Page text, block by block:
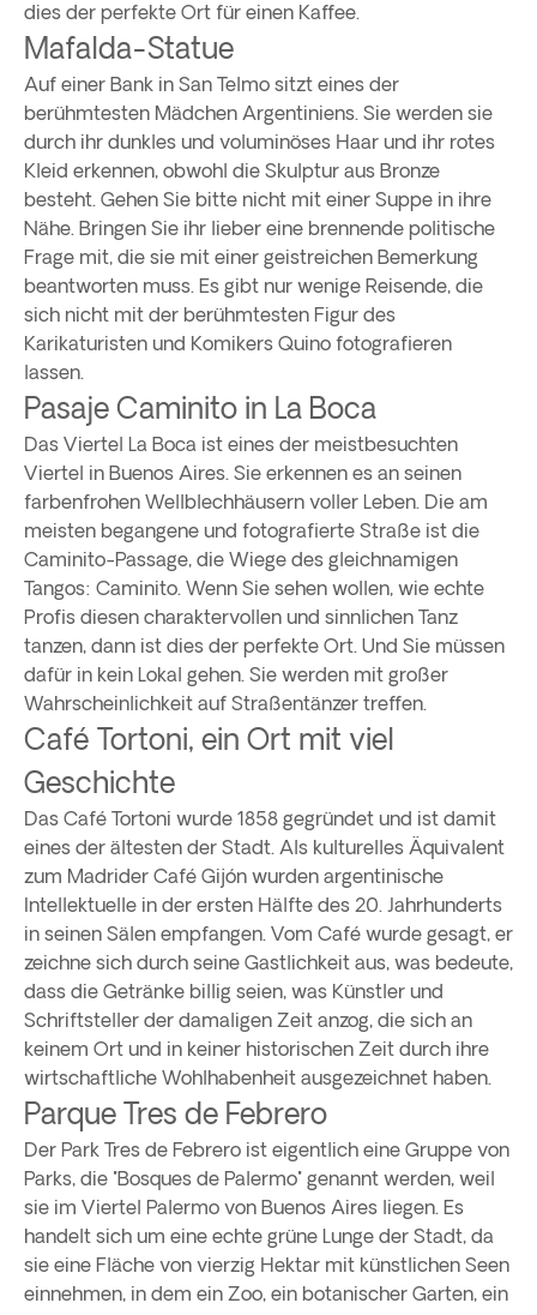
dies der perfekte Ort für einen Kaffee.
Mafalda-Statue
Auf einer Bank in San Telmo sitzt eines der
berühmtesten Mädchen Argentiniens. Sie werden sie
durch ihr dunkles und voluminöses Haar und ihr rotes
Kleid erkennen, obwohl die Skulptur aus Bronze
besteht. Gehen Sie bitte nicht mit einer Suppe in ihre
Nähe. Bringen Sie ihr lieber eine brennende politische
Frage mit, die sie mit einer geistreichen Bemerkung
beantworten muss. Es gibt nur wenige Reisende, die
sich nicht mit der berühmtesten Figur des
Karikaturisten und Komikers Quino fotografieren
lassen.
Pasaje Caminito in La Boca
Das Viertel La Boca ist eines der meistbesuchten
Viertel in Buenos Aires. Sie erkennen es an seinen
farbenfrohen Wellblechhäusern voller Leben. Die am
meisten begangene und fotografierte Straße ist die
Caminito-Passage, die Wiege des gleichnamigen
Tangos: Caminito. Wenn Sie sehen wollen, wie echte
Profis diesen charaktervollen und sinnlichen Tanz
tanzen, dann ist dies der perfekte Ort. Und Sie müssen
dafür in kein Lokal gehen. Sie werden mit großer
Wahrscheinlichkeit auf Straßentänzer treffen.
Café Tortoni, ein Ort mit viel
Geschichte
Das Café Tortoni wurde 1858 gegründet und ist damit
eines der ältesten der Stadt. Als kulturelles Äquivalent
zum Madrider Café Gijón wurden argentinische
Intellektuelle in der ersten Hälfte des 20. Jahrhunderts
in seinen Sälen empfangen. Vom Café wurde gesagt, er
zeichne sich durch seine Gastlichkeit aus, was bedeute,
dass die Getränke billig seien, was Künstler und
Schriftsteller der damaligen Zeit anzog, die sich an
keinem Ort und in keiner historischen Zeit durch ihre
wirtschaftliche Wohlhabenheit ausgezeichnet haben.
Parque Tres de Febrero
Der Park Tres de Febrero ist eigentlich eine Gruppe von
Parks, die "Bosques de Palermo" genannt werden, weil
sie im Viertel Palermo von Buenos Aires liegen. Es
handelt sich um eine echte grüne Lunge der Stadt, da
sie eine Fläche von vierzig Hektar mit künstlichen Seen
einnehmen, in dem ein Zoo, ein botanischer Garten, ein